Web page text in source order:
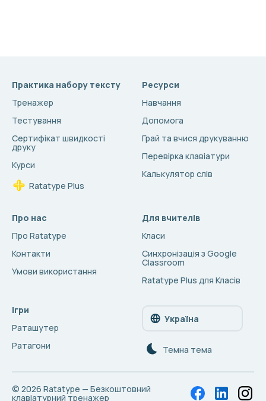
Практика набору тексту
Тренажер
Тестування
Сертифікат швидкості
друку
Курси
Ratatype Plus
Ресурси
Навчання
Допомога
Грай та вчися друкуванню
Перевірка клавіатури
Калькулятор слів
Про нас
Про Ratatype
Контакти
Умови використання
Для вчителів
Класи
Синхронізація з Google
Classroom
Ratatype Plus для Класів
Ігри
Раташутер
Ратагони
Україна
Темна тема
© 2026 Ratatype — Безкоштовний
клавіатурний тренажер